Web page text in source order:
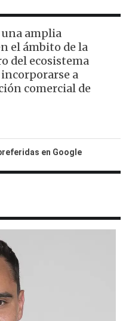
amplia
el ámbito de la
del ecosistema
incorporarse a
comercial de
en Google